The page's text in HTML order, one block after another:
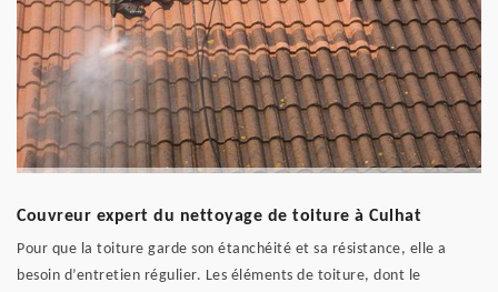
Couvreur expert du nettoyage de toiture à Culhat
Pour que la toiture garde son étanchéité et sa résistance, elle a
besoin d’entretien régulier. Les éléments de toiture, dont le